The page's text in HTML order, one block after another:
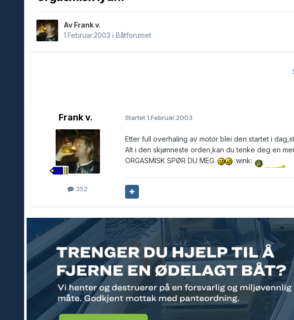
Av Frank v.
1.Februar.2003 i Båtforumet
Frank v.
352
Startet1.Februar.2003
Etter full overhaling av motor blei den startet i
Alt i den skjønneste orden,kan du tenke deg en
ORGASMISK SPØR DU MEG.
:wink: